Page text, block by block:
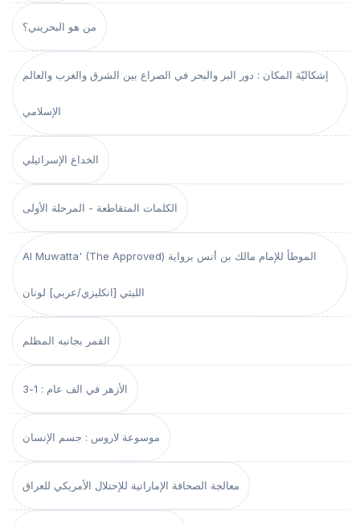
من هو البحريني؟
إشكاليّة المكان : دور البر والبحر في الصراع بين الشرق والغرب والعالم
الإسلامي
الخداع الإسرائيلي
الكلمات المتقاطعة - المرحلة الأولى
Al Muwatta' (The Approved) الموطأ للإمام مالك بن أنس برواية
الليثي [انكليزي/عربي] لونان
القمر بجانبه المظلم
الأزهر في الف عام : 1-3
موسوعة لاروس : جسم الإنسان
معالجة الصحافة الإماراتية للإحتلال الأمريكي للعراق